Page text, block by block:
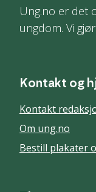
Ung.no er det
ungdom. Vi
Kontakt og
Kontakt
Om ung.no
Bestill plakater